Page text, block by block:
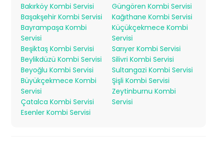
Bakırköy Kombi Servisi
Başakşehir Kombi Servisi
Bayrampaşa Kombi
Servisi
Beşiktaş Kombi Servisi
Beylikdüzü Kombi Servisi
Beyoğlu Kombi Servisi
Büyükçekmece Kombi
Servisi
Çatalca Kombi Servisi
Esenler Kombi Servisi
Güngören Kombi Servisi
Kağıthane Kombi Servisi
Küçükçekmece Kombi
Servisi
Sarıyer Kombi Servisi
Silivri Kombi Servisi
Sultangazi Kombi Servisi
Şişli Kombi Servisi
Zeytinburnu Kombi
Servisi